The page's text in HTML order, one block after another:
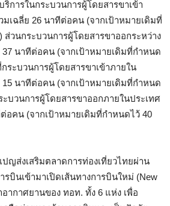
ริการในกระบวนการผู้โดยสารขาเข้า
มเฉลี่ย 26 นาทีต่อคน (จากเป้าหมายเดิมที่
วนกระบวนการผู้โดยสารขาออกระหว่าง
37 นาทีต่อคน (จากเป้าหมายเดิมที่กําหนด
ะบวนการผู้โดยสารขาเข้าภายใน
15 นาทีต่อคน (จากเป้าหมายเดิมที่กําหนด
บวนการผู้โดยสารขาออกภายในประเทศ
อคน (จากเป้าหมายเดิมที่กําหนดไว้ 40
ญส่งเสริมตลาดการท่องเที่ยวไทยผ่าน
รบินเข้ามาเปิดเส้นทางการบินใหม่ (New
ากาศยานของ ทอท. ทั้ง 6 แห่ง เพื่อ